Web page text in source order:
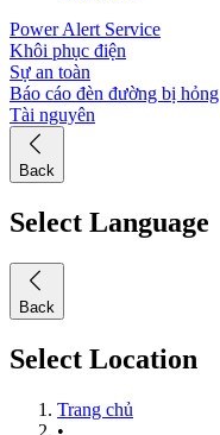
Power Alert Service
Khôi phục điện
Sự an toàn
Báo cáo đèn đường bị hỏng
Tài nguyên
Back
Select Language
Back
Select Location
Trang chủ
•